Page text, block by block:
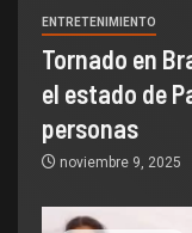
ENTRETENIMIENTO
Tornado en
el estado de
personas
noviembre 9, 2025